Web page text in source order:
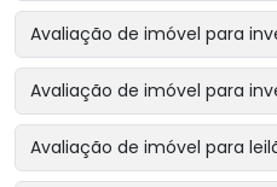
Avaliação de imóvel para
Avaliação de imóvel para
Avaliação de imóvel para